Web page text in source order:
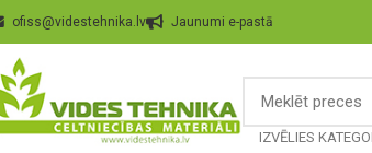
ofiss@videstehnika.lv Jaunumi e-pastā